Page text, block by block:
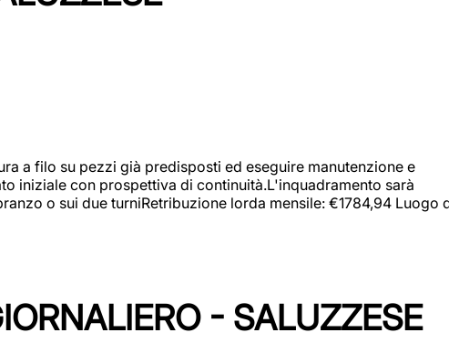
a filo su pezzi già predisposti ed eseguire manutenzione e
iniziale con prospettiva di continuità.L'inquadramento sarà
o sui due turniRetribuzione lorda mensile: €1784,94 Luogo
- SALUZZESE